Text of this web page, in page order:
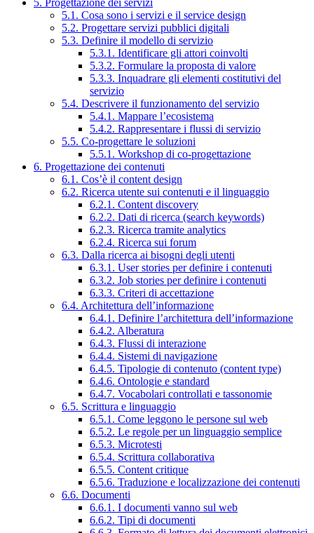
5.1. Cosa sono i servizi e il service design
5.2. Progettare servizi pubblici digitali
5.3. Definire il modello di servizio
5.3.1. Identificare gli attori coinvolti
5.3.2. Formulare la proposta di valore
5.3.3. Inquadrare gli elementi costitutivi del
servizio
5.4. Descrivere il funzionamento del servizio
5.4.1. Mappare l’ecosistema
5.4.2. Rappresentare i flussi di servizio
5.5. Co-progettare le soluzioni
5.5.1. Workshop di co-progettazione
6. Progettazione dei contenuti
6.1. Cos’è il content design
6.2. Ricerca utente sui contenuti e il linguaggio
6.2.1. Content discovery
6.2.2. Dati di ricerca (search keywords)
6.2.3. Ricerca tramite analytics
6.2.4. Ricerca sui forum
6.3. Dalla ricerca ai bisogni degli utenti
6.3.1. User stories per definire i contenuti
6.3.2. Job stories per definire i contenuti
6.3.3. Criteri di accettazione
6.4. Architettura dell’informazione
6.4.1. Definire l’architettura dell’informazione
6.4.2. Alberatura
6.4.3. Flussi di interazione
6.4.4. Sistemi di navigazione
6.4.5. Tipologie di contenuto (content type)
6.4.6. Ontologie e standard
6.4.7. Vocabolari controllati e tassonomie
6.5. Scrittura e linguaggio
6.5.1. Come leggono le persone sul web
6.5.2. Le regole per un linguaggio semplice
6.5.3. Microtesti
6.5.4. Scrittura collaborativa
6.5.5. Content critique
6.5.6. Traduzione e localizzazione dei contenuti
6.6. Documenti
6.6.1. I documenti vanno sul web
6.6.2. Tipi di documenti